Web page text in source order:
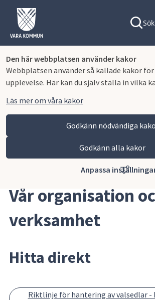
Den här webbplatsen använder kakor
Webbplatsen använder så kallade kakor
upplevelse. Här kan du själv ställa in vilka
Läs mer om våra kakor
Godkänn nödvändiga
Godkänn alla kakor
Anpassa
Sök
Vara kommun
Kommun och politik
Vår organisation och verksamhet
Vår organisation
verksamhet
Hitta direkt
Riktlinje för hantering av valsedlar -